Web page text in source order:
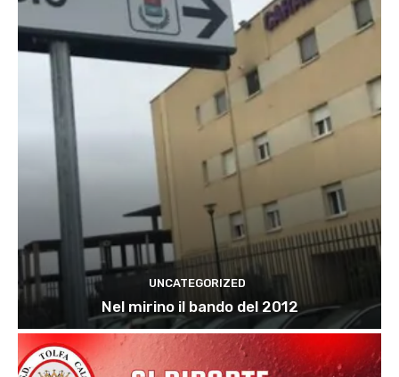
UNCATEGORIZED
Nel mirino il bando del 2012